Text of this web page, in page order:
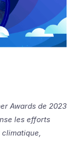
Awards de 2023
les efforts
climatique,